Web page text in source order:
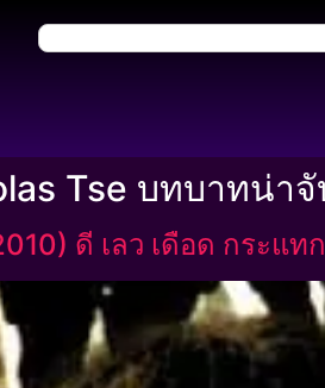
Tse บทบาทน่า
ดี เลว เดือด กระแท